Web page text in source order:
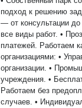
подход к решению
— от консультации до
все виды работ. •
платежей. Работаем как с частными лицами, так и с крупными
организациями: •
организации. •
учреждения. • Бесплатный выезд специалиста в течение часа. •
Работаем без
случаев. •